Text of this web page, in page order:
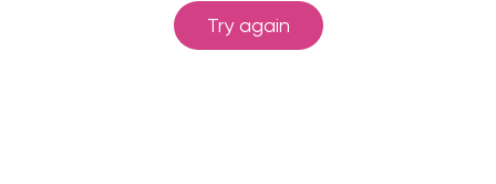
8 800 444 10 82